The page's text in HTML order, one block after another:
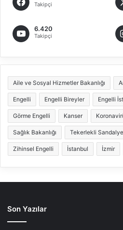
Takipçi
6.420
Takipçi
Aile ve Sosyal Hizmetler Bakanlığı
Engelli Engelli Bireyler Engelli
Görme Engelli Kanser
Sağlık Bakanlığı Tekerlekli Sandalye
Zihinsel Engelli İstanbul İzmir
Son Yazılar